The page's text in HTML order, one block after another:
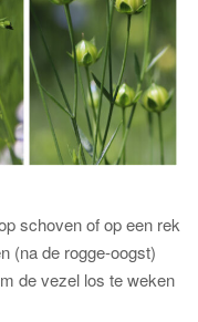
schoven of op een rek
(na de rogge-oogst)
de vezel los te weken